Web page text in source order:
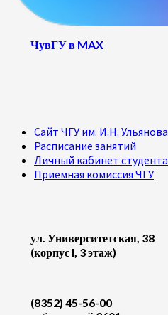
ЧувГУ в MAX
Сайт ЧГУ им. И.Н. Ульянова
Расписание занятий
Личный кабинет студента
Приемная комиссия ЧГУ
ул. Университетская, 38
(корпус I, 3 этаж)
(8352) 45-56-00